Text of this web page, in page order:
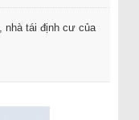
nhà tái định cư của